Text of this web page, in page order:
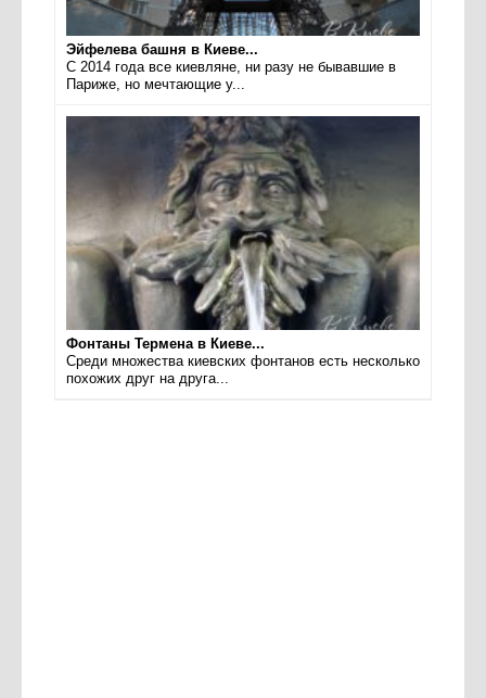
Эйфелева башня в Киеве...
С 2014 года все киевляне, ни разу не бывавшие в
Париже, но мечтающие у...
Фонтаны Термена в Киеве...
Среди множества киевских фонтанов есть несколько
похожих друг на друга...